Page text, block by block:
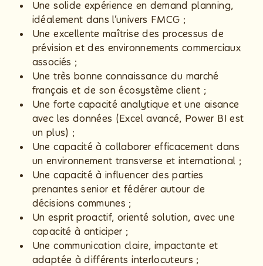
Une solide expérience en demand planning,
idéalement dans l’univers FMCG ;
Une excellente maîtrise des processus de
prévision et des environnements commerciaux
associés ;
Une très bonne connaissance du marché
français et de son écosystème client ;
Une forte capacité analytique et une aisance
avec les données (Excel avancé, Power BI est
un plus) ;
Une capacité à collaborer efficacement dans
un environnement transverse et international ;
Une capacité à influencer des parties
prenantes senior et fédérer autour de
décisions communes ;
Un esprit proactif, orienté solution, avec une
capacité à anticiper ;
Une communication claire, impactante et
adaptée à différents interlocuteurs ;